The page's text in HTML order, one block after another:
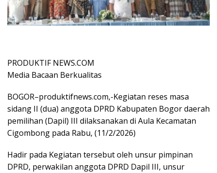
PRODUKTIF NEWS.COM
Media Bacaan Berkualitas
BOGOR–produktifnews.com,-Kegiatan reses masa
sidang II (dua) anggota DPRD Kabupaten Bogor daerah
pemilihan (Dapil) III dilaksanakan di Aula Kecamatan
Cigombong pada Rabu, (11/2/2026)
Hadir pada Kegiatan tersebut oleh unsur pimpinan
DPRD, perwakilan anggota DPRD Dapil III, unsur